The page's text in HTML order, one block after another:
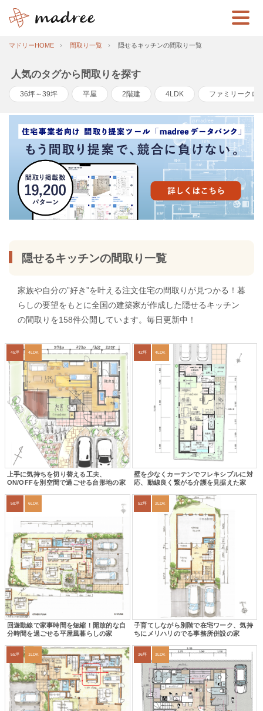
マドリーHOME 間取り一覧 隠せるキッチンの間取り一覧
人気のタグから間取りを探す
36坪～39坪 平屋 2階建 4LDK ファミリークロ
隠せるキッチンの間取り一覧
家族や自分の”好き”を叶える注文住宅の間取りが見つかる！暮
らしの要望をもとに全国の建築家が作成した隠せるキッチン
の間取りを158件公開しています。毎日更新中！
45坪 4LDK
上手に気持ちを切り替える工夫、
ON/OFFを別空間で過ごせる台形地の家
42坪 4LDK
壁を少なくカーテンでフレキシブルに対
応、動線良く繋がる介護を見据えた家
58坪 6LDK
回遊動線で家事時間を短縮！開放的な自
分時間を過ごせる平屋風暮らしの家
52坪 2LDK
子育てしながら別階で在宅ワーク、気持
ちにメリハリのでる事務所併設の家
55坪 1LDK 36坪 3LDK